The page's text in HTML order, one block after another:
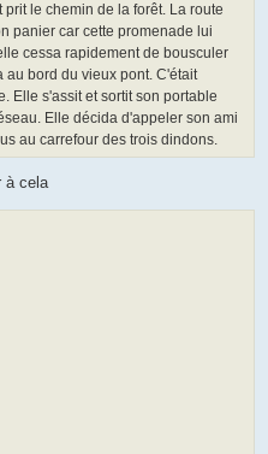
le chemin de la forêt. La route
panier car cette promenade lui
cessa rapidement de bousculer
au bord du vieux pont. C'était
Elle s'assit et sortit son portable
Elle décida d'appeler son ami
au carrefour des trois dindons.
à cela